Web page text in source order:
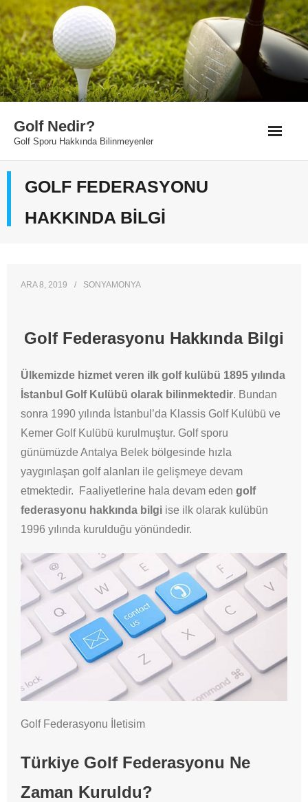
Skip
to
content
Golf Nedir?
Golf Sporu Hakkında Bilinmeyenler
GOLF FEDERASYONU
HAKKINDA BILGI
ARA 8, 2019 SONYAMONYA
Golf Federasyonu Hakkında Bilgi
Ülkemizde hizmet veren ilk golf kulübü 1895 yılında
İstanbul Golf Kulübü olarak bilinmektedir. Bundan
sonra 1990 yılında İstanbul’da Klassis Golf Kulübü ve
Kemer Golf Kulübü kurulmuştur. Golf sporu
günümüzde Antalya Belek bölgesinde hızla
yaygınlaşan golf alanları ile gelişmeye devam
etmektedir. Faaliyetlerine hala devam eden golf
federasyonu hakkında bilgi ise ilk olarak kulübün
1996 yılında kurulduğu yönündedir.
Golf Federasyonu İletisim
Türkiye Golf Federasyonu Ne
Zaman Kuruldu?